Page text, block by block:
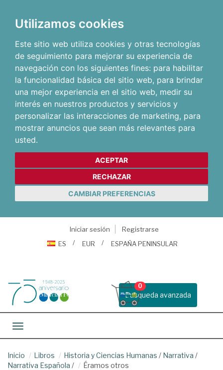
Utilizamos cookies
Este sitio web utiliza cookies y otras tecnologías
de seguimiento para mejorar su experiencia de
navegación con los siguientes fines: para habilitar
la funcionalidad básica del sitio web, para brindar
una mejor experiencia en el sitio web, medir su
interés en nuestros productos y servicios y
personalizar las interacciones de marketing, para
mostrar anuncios que sean más relevantes para
usted.
ACEPTAR
RECHAZAR
CAMBIAR PREFERENCIAS
Iniciar sesión
Registrarse
ES
EUR ESPAÑA PENINSULAR
Busqueda avanzada
0
Toggle navigation
Inicio Libros Historia y Ciencias Humanas / Narrativa /
Narrativa Española / Éramos otros